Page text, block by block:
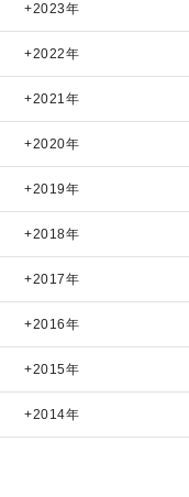
2023年
2022年
2021年
2020年
2019年
2018年
2017年
2016年
2015年
2014年